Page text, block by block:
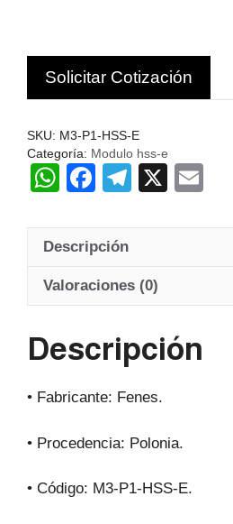
Z12-
13
Hss-
cantidad
Solicitar Cotización
SKU: M3-P1-HSS-E
Categoría: Modulo hss-e
W
at
A
p
F
c
b
o
T
e
a
X
ail
Descripción
Valoraciones (0)
Descripción
• Fabricante: Fenes.
• Procedencia: Polonia.
• Código: M3-P1-HSS-E.